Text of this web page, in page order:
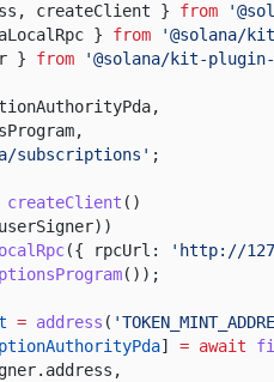
createClient } from
} from '@solana/
} from '@solana/kit-
subscriptions' ;
createClient ()
({ rpcUrl: 'http://
());
= address (
] = await